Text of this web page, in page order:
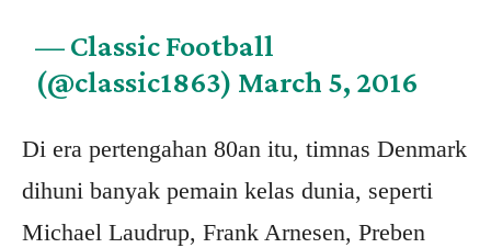
— Classic Football
(@classic1863) March 5, 2016
Di era pertengahan 80an itu, timnas Denmark
dihuni banyak pemain kelas dunia, seperti
Michael Laudrup, Frank Arnesen, Preben